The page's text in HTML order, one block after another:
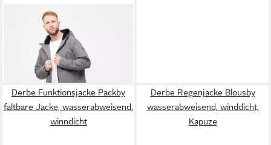
Regenjacke Deutby
Funktionsmaterialien,
wasserdicht, Innentasche
159,99 €
Derbe Funktionsjacke Packby
faltbare Jacke, wasserabweisend,
winndicht
Derbe Regenjacke Blousby
wasserabweisend, winddicht,
Kapuze